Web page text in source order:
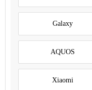
Galaxy
AQUOS
Xiaomi